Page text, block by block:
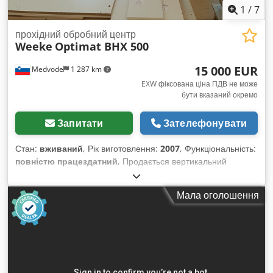
1 /7
Medvode 1 287 km
прохідний обробний центр
Weeke Optimat BHX 500
15 000 EUR
EXW фіксована ціна ПДВ не може
бути вказаний окремо
Запитати Зателефонувати
Стан: вживаний, Рік виготовлення: 2007, Функціональність:
повністю працездатний, Продається вертикальний
обробний центр з ЧПК Weeke Optimat BHX 500, рік випуску
2007, призначений для свердління, фрезерування і
прорізування плитних матеріалів у меблевій промисловості.
Верстат забезпечує швидку та точну обробку деталей і
підходить як для серійного, так і для індивідуального
Мала оголошення